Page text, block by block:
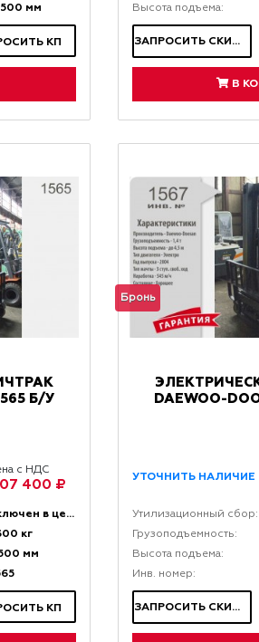
мм
КП
Высота подъема:
ЗАПРОСИТЬ СКИДКУ
В
Б/У
с НДС
400 ₽
включен в цену
кг
мм
КП
Бронь
DAEWOO-
УТОЧНИТЬ НАЛИЧИЕ
Утилизационный сбор:
Грузоподъемность:
Высота подъема:
Инв. номер:
ЗАПРОСИТЬ СКИДКУ